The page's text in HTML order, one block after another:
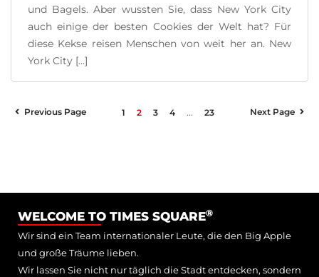
und Bagels. Aber wussten Sie, dass New York City
auch einige der besten Cookies der Welt hat? Für
diese Kekse reisen Menschen von weit her an. New
York City [...]
Previous Page 1 2 3 4 ... 23 Next Page
WELCOME TO TIMES SQUARE®
Wir sind ein Team internationaler Leute, die den Big Apple
und große Träume lieben.
Wir lassen Sie nicht nur täglich die Stadt entdecken, sondern